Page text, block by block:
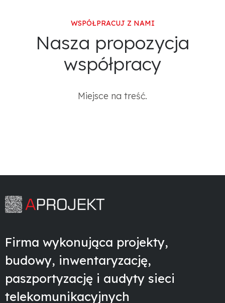
WSPÓŁPRACUJ Z NAMI
Nasza propozycja
współpracy
Miejsce na treść.
Firma wykonująca projekty,
budowy, inwentaryzację,
paszportyzację i audyty sieci
telekomunikacyjnych